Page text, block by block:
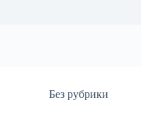
Без рубрики